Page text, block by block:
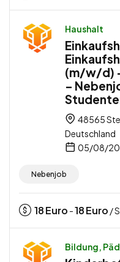
Haushalt
(m/w/d)
–
48565
Deutschland
05/08/
Nebenjob
18Euro -18Euro /
Bildung,